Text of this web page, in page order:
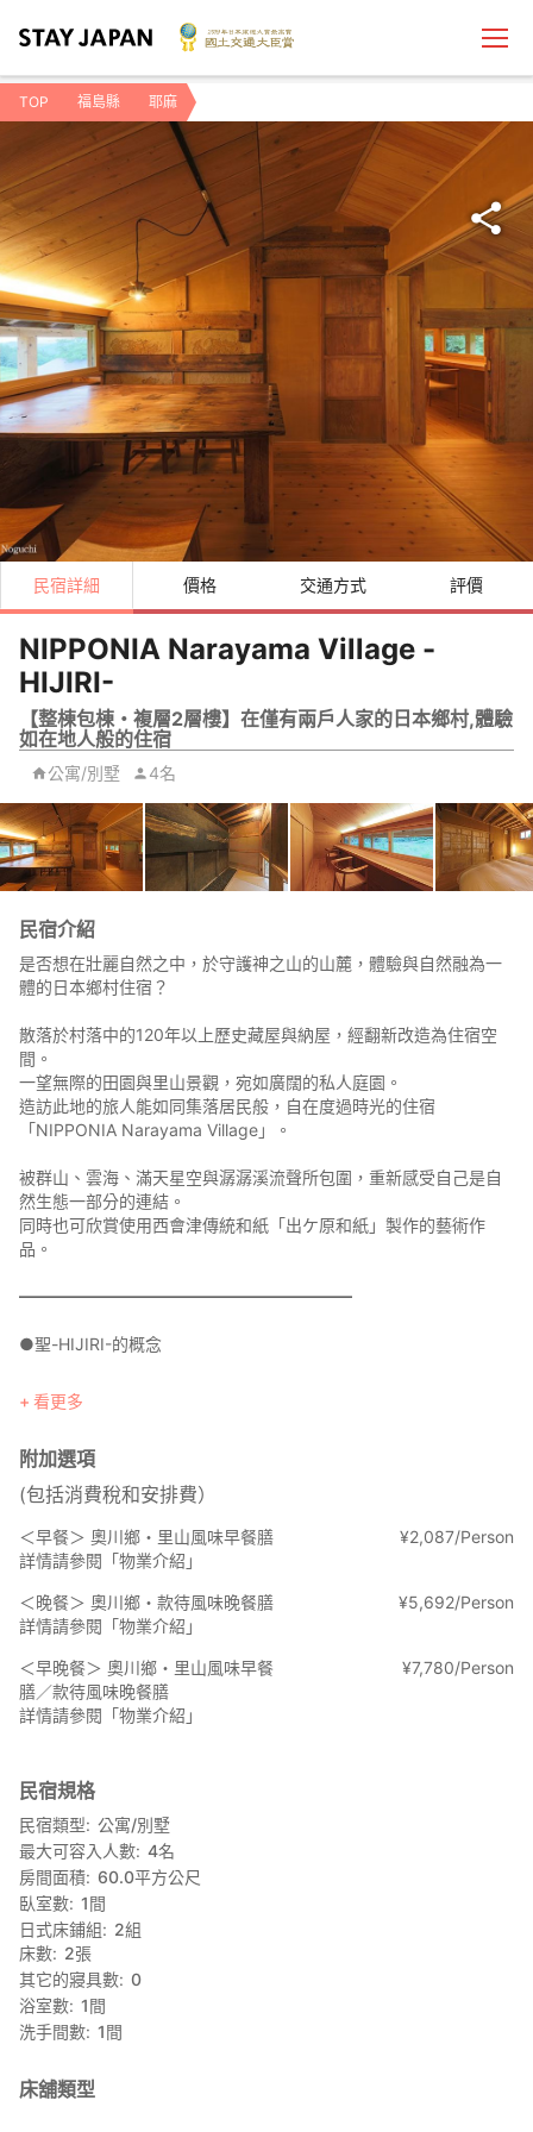
TOP 福島縣 耶麻
民宿詳細 價格 交通方式 評價
NIPPONIA Narayama Village -
HIJIRI-
【整棟包棟・複層2層樓】在僅有兩戶人家的日本鄉村,體驗
如在地人般的住宿
公寓/別墅 4名
民宿介紹
是否想在壯麗自然之中，於守護神之山的山麓，體驗與自然融為一
體的日本鄉村住宿？
散落於村落中的120年以上歷史藏屋與納屋，經翻新改造為住宿空
間。
一望無際的田園與里山景觀，宛如廣闊的私人庭園。
造訪此地的旅人能如同集落居民般，自在度過時光的住宿
「NIPPONIA Narayama Village」。
被群山、雲海、滿天星空與潺潺溪流聲所包圍，重新感受自己是自
然生態一部分的連結。
同時也可欣賞使用西會津傳統和紙「出ケ原和紙」製作的藝術作
品。
━━━━━━━━━━━━━━━━━━━━
●聖-HIJIRI-的概念
在彷彿修行岩窟的空間中，沉澱心靈的片刻
「HIJIRI」之名源自聖澤，該溪流位於過去楢山集落所屬的出戶集
落，
流經岩屋虛空藏尊岩窟寺院正下方。
室內設有穿越牆下可發現的藝術作品等巧思。
2樓則為客廳、餐廳、脫衣洗面空間與浴室。
1樓榻榻米房以夜晚雲海為靈感的和紙藝術，
2樓則適合在欣賞自然景色的同時閱讀、遠端工作、
或一邊小酌一邊輕鬆對話。
亦適合Workation或長期住宿使用。
在靜謐之中，享受找回感官的療癒時光。
━━━━━━━━━━━━━━━━━━━━
●餐食（可於選項中加購）
由當地媽媽們準備的日式鄉土料理外燴服務。
＜早餐＞ 奧川鄉・里山風味早餐膳
看更多
附加選項
(包括消費稅和安排費）
＜早餐＞ 奧川鄉・里山風味早餐膳
詳情請參閱「物業介紹」
¥2,087/Person
＜晚餐＞ 奧川鄉・款待風味晚餐膳
詳情請參閱「物業介紹」
¥5,692/Person
＜早晚餐＞ 奧川鄉・里山風味早餐
膳／款待風味晚餐膳
詳情請參閱「物業介紹」
¥7,780/Person
民宿規格
民宿類型
公寓/別墅
最大可容入人數 4名
房間面積
60.0平方公尺
臥室數 1間
日式床鋪組
2組
床數
2張
其它的寢具數 0
浴室數 1間
洗手間數 1間
床舖類型